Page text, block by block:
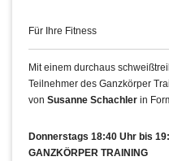
Für Ihre Fitness
Mit einem durchaus
Teilnehmer des Ganzkörper
von Susanne Schachler in
Donnerstags 18:40 Uhr bis
GANZKÖRPER TRAINING